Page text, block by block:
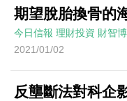
期望脫胎換骨的
今日信報 理財投資 財智
2021/01/02
反壟斷法對科企